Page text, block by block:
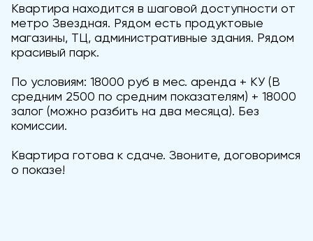
Квартира находится в шаговой доступности от
метро Звездная. Рядом есть продуктовые
магазины, ТЦ, административные здания. Рядом
красивый парк.
По условиям: 18000 руб в мес. аренда + КУ (В
средним 2500 по средним показателям) + 18000
залог (можно разбить на два месяца). Без
комиссии.
Квартира готова к сдаче. Звоните, договоримся
о показе!